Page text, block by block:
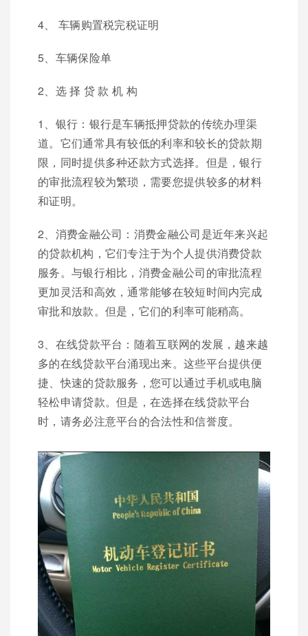
4、 车辆购置税完税证明
5、车辆保险单
2、选 择 贷 款 机 构
1、银行：银行是车辆抵押贷款的传统办理渠
道。它们通常具有较低的利率和较长的贷款期
限，同时提供多种还款方式选择。但是，银行
的审批流程较为繁琐，需要您提供较多的材料
和证明。
2、消费金融公司：消费金融公司是近年来兴起
的贷款机构，它们专注于为个人提供消费贷款
服务。与银行相比，消费金融公司的审批流程
更加灵活和高效，通常能够在较短时间内完成
审批和放款。但是，它们的利率可能稍高。
3、在线贷款平台：随着互联网的发展，越来越
多的在线贷款平台涌现出来。这些平台提供便
捷、快速的贷款服务，您可以通过手机或电脑
轻松申请贷款。但是，在选择在线贷款平台
时，请务必注意平台的合法性和信誉度。